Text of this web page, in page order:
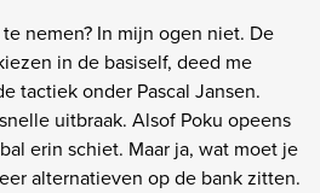
nemen? In mijn ogen niet. De
in de basiself, deed me
tactiek onder Pascal Jansen.
uitbraak. Alsof Poku opeens
erin schiet. Maar ja, wat moet je
alternatieven op de bank zitten.